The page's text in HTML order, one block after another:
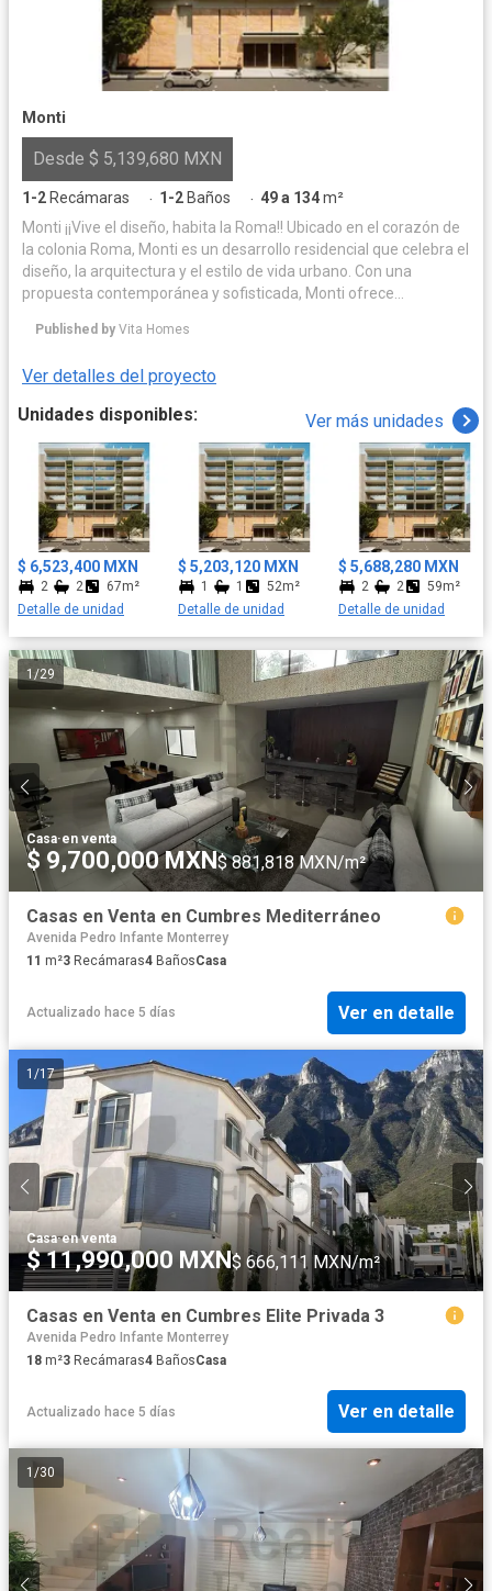
Monti
Desde $ 5,139,680 MXN
1-2 Recámaras · 1-2 Baños · 49 a 134m²
Monti ¡¡Vive el diseño, habita la Roma!! Ubicado en el corazón de
la colonia Roma, Monti es un desarrollo residencial que celebra el
diseño, la arquitectura y el estilo de vida urbano. Con una
propuesta contemporánea y sofisticada, Monti ofrece
conectada, estética y funcional en una de las zonas más
alta calidad, distribución inteligente de espacios y una
arquitectura que dialoga con el carácter histórico y cosmopolita
de la Roma. Cada unidad ha sido pensada para ofrecer confort,
luz natural y privacidad, mientras que las áreas comunes elevan
la experiencia cotidiana de sus residentes. Descubre un nuevo
estilo de vida en Monti: diseño, ubicación y estilo en perfecta
armonía.
Published by Vita Homes
Ver detalles del proyecto
Unidades disponibles:
Ver más unidades
$ 6,523,400 MXN
2 2
67m²
Detalle de unidad
$ 5,203,120 MXN
1 1
52m²
Detalle de unidad
$ 5,688,280 MXN
2 2
59m²
Detalle de unidad
1 /29
Casa·en venta
$ 9,700,000 MXN$ 881,818 MXN/m²
Casas en Venta en Cumbres Mediterráneo
Avenida Pedro Infante Monterrey
11 m²3 Recámaras4 BañosCasa
Actualizado hace 5 días Ver en detalle
1 /17
Casa·en venta
$ 11,990,000 MXN$ 666,111 MXN/m²
Casas en Venta en Cumbres Elite Privada 3
Avenida Pedro Infante Monterrey
18 m²3 Recámaras4 BañosCasa
Actualizado hace 5 días Ver en detalle
1 /30